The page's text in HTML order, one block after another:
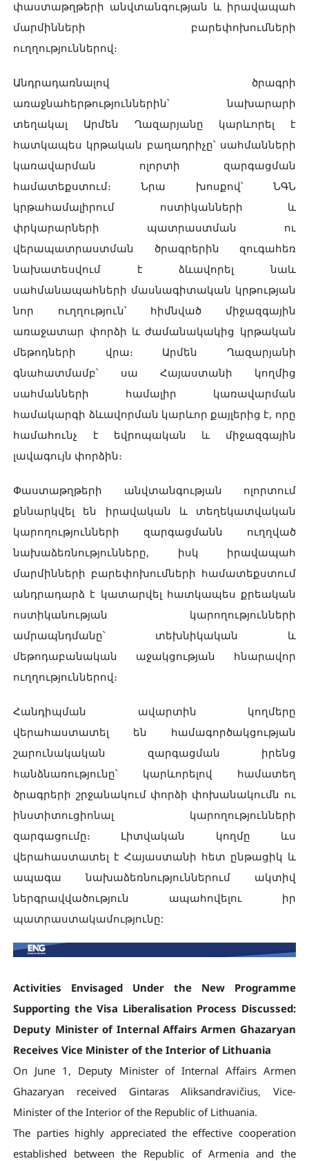
փաստաթղթերի անվտանգության և իրավապահ
մարմինների բարեփոխումների
ուղղություններով։
Անդրադառնալով ծրագրի
առաջնահերթություններին՝ նախարարի
տեղակալ Արմեն Ղազարյանը կարևորել է
հատկապես կրթական բաղադրիչը՝ սահմանների
կառավարման ոլորտի զարգացման
համատեքստում։ Նրա խոսքով՝ ՆԳՆ
կրթահամալիրում ոստիկանների և
փրկարարների պատրաստման ու
վերապատրաստման ծրագրերին զուգահեռ
նախատեսվում է ձևավորել նաև
սահմանապահների մասնագիտական կրթության
նոր ուղղություն՝ հիմնված միջազգային
առաջատար փորձի և ժամանակակից կրթական
մեթոդների վրա։ Արմեն Ղազարյանի
գնահատմամբ՝ սա Հայաստանի կողմից
սահմանների համալիր կառավարման
համակարգի ձևավորման կարևոր քայլերից է, որը
համահունչ է եվրոպական և միջազգային
լավագույն փորձին։
Փաստաթղթերի անվտանգության ոլորտում
քննարկվել են իրավական և տեղեկատվական
կարողությունների զարգացմանն ուղղված
նախաձեռնությունները, իսկ իրավապահ
մարմինների բարեփոխումների համատեքստում
անդրադարձ է կատարվել հատկապես քրեական
ոստիկանության կարողությունների
ամրապնդմանը՝ տեխնիկական և
մեթոդաբանական աջակցության հնարավոր
ուղղություններով։
Հանդիպման ավարտին կողմերը
վերահաստատել են համագործակցության
շարունակական զարգացման իրենց
հանձնառությունը՝ կարևորելով համատեղ
ծրագրերի շրջանակում փորձի փոխանակումն ու
ինստիտուցիոնալ կարողությունների
զարգացումը։ Լիտվական կողմը ևս
վերահաստատել է Հայաստանի հետ ընթացիկ և
ապագա նախաձեռնություններում ակտիվ
ներգրավվածություն ապահովելու իր
պատրաստակամությունը:
Activities Envisaged Under the New Programme
Supporting the Visa Liberalisation Process Discussed:
Deputy Minister of Internal Affairs Armen Ghazaryan
Receives Vice Minister of the Interior of Lithuania
On June 1, Deputy Minister of Internal Affairs Armen
Ghazaryan received Gintaras Aliksandravičius, Vice-
Minister of the Interior of the Republic of Lithuania.
The parties highly appreciated the effective cooperation
established between the Republic of Armenia and the